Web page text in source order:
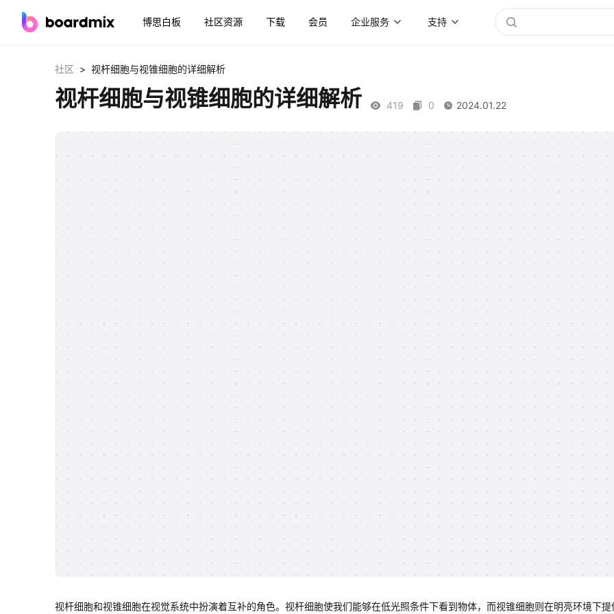
博思白板 社区资源 下载 会员 企业服务 支持
社区 > 视杆细胞与视锥细胞的详细解析
视杆细胞与视锥细胞的详细解析 419 0 2024.01.22
视杆细胞和视锥细胞在视觉系统中扮演着互补的角色。视杆细胞使我们能够在低光照条件下看到物体，而视锥细胞则在明亮环境下提